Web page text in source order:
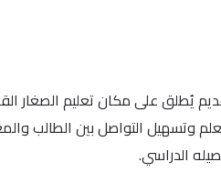
يُطلق على مكان تعليم الصغار
وتسهيل التواصل بين الطالب
الدراسي.